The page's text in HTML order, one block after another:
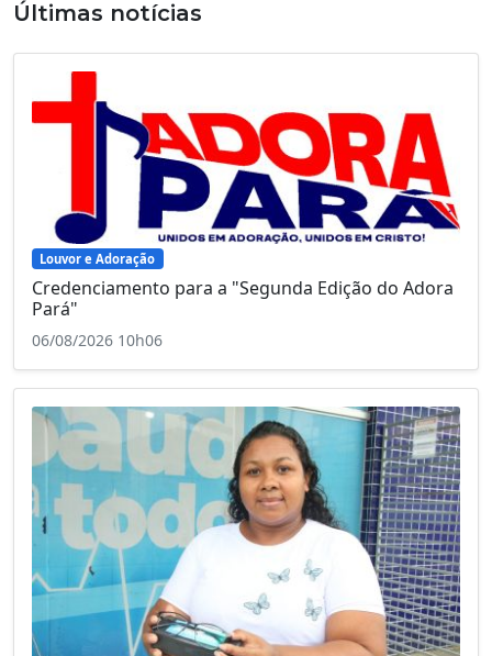
Últimas notícias
Louvor e Adoração
Credenciamento para a "Segunda Edição do Adora
Pará"
06/08/2026 10h06